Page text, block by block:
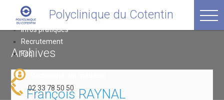
contenu
Polyclinique du Cotentin
avenue Thivet, 50120 Equeurdreville
Infos pratiques
Recrutement
Faq
02 33 78 50 50
Archives
François RAYNAL